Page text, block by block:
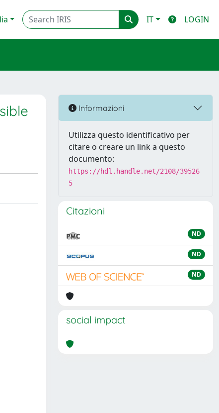
IT LOGIN
Informazioni
Utilizza questo identificativo per
citare o creare un link a questo
documento:
https://hdl.handle.net/2108/39526
5
Citazioni
ND
ND
ND
social impact